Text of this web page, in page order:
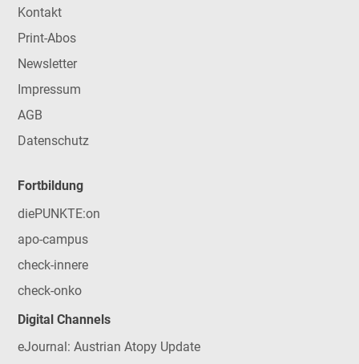
Kontakt
Print-Abos
Newsletter
Impressum
AGB
Datenschutz
Fortbildung
diePUNKTE:on
apo-campus
check-innere
check-onko
Digital Channels
eJournal: Austrian Atopy Update